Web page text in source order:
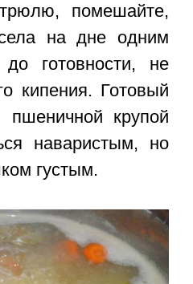
помешайте,
на дне одним
готовности, не
кипения. Готовый
крупой
наваристым, но
густым.